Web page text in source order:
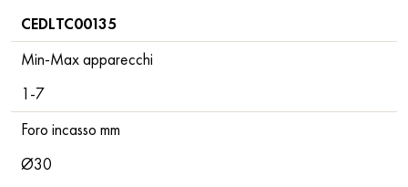
CEDLTC00135
Min-Max apparecchi
1-7
Foro incasso mm
Ø30